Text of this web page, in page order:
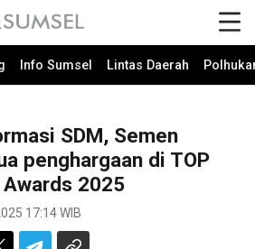
Info Sumsel Lintas Daerah
SDM, Semen
penghargaan di TOP
2025
17:14 WIB